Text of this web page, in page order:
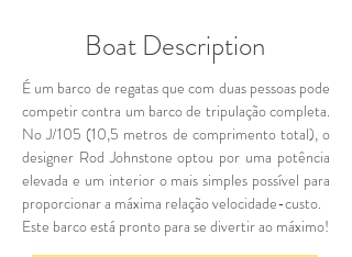
Boat Description
É um barco de regatas que com duas pessoas pode
competir contra um barco de tripulação completa.
No J/105 (10,5 metros de comprimento total), o
designer Rod Johnstone optou por uma potência
elevada e um interior o mais simples possível para
proporcionar a máxima relação velocidade-custo.
Este barco está pronto para se divertir ao máximo!